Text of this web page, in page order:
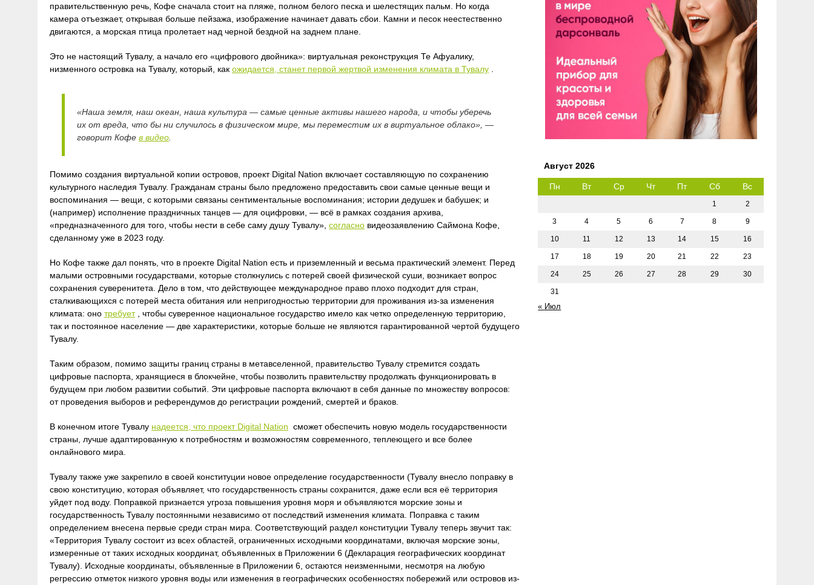
правительственную речь, Кофе сначала стоит на пляже, полном белого песка и шелестящих пальм. Но когда
камера отъезжает, открывая больше пейзажа, изображение начинает давать сбои. Камни и песок неестественно
двигаются, а морская птица пролетает над черной бездной на заднем плане.
Это не настоящий Тувалу, а начало его «цифрового двойника»: виртуальная реконструкция Те Афуалику,
низменного островка на Тувалу, который, как ожидается, станет первой жертвой изменения климата в Тувалу
«Наша земля, наш океан, наша культура — самые ценные активы нашего народа, и чтобы уберечь
их от вреда, что бы ни случилось в физическом мире, мы переместим их в виртуальное облако», —
говорит Кофе в видео
Помимо создания виртуальной копии островов, проект Digital Nation включает составляющую по сохранению
культурного наследия Тувалу. Гражданам страны было предложено предоставить свои самые ценные вещи и
воспоминания — вещи, с которыми связаны сентиментальные воспоминания; истории дедушек и бабушек; и
(например) исполнение праздничных танцев — для оцифровки, — всё в рамках создания архива,
«предназначенного для того, чтобы нести в себе саму душу Тувалу», согласно видеозаявлению Саймона Кофе,
сделанному уже в 2023 году.
Но Кофе также дал понять, что в проекте Digital Nation есть и приземленный и весьма практический элемент. Перед
малыми островными государствами, которые столкнулись с потерей своей физической суши, возникает вопрос
сохранения суверенитета. Дело в том, что действующее международное право плохо подходит для стран,
сталкивающихся с потерей места обитания или непригодностью территории для проживания из-за изменения
климата: оно требует, чтобы суверенное национальное государство имело как четко определенную территорию,
так и постоянное население — две характеристики, которые больше не являются гарантированной чертой будущего
Тувалу.
Таким образом, помимо защиты границ страны в метавселенной, правительство Тувалу стремится создать
цифровые паспорта, хранящиеся в блокчейне, чтобы позволить правительству продолжать функционировать в
будущем при любом развитии событий. Эти цифровые паспорта включают в себя данные по множеству вопросов:
от проведения выборов и референдумов до регистрации рождений, смертей и браков.
В конечном итоге Тувалу надеется, что проект Digital Nation сможет обеспечить новую модель государственности
страны, лучше адаптированную к потребностям и возможностям современного, теплеющего и все более
онлайнового мира.
Тувалу также уже закрепило в своей конституции новое определение государственности (Тувалу внесло поправку в
свою конституцию, которая объявляет, что государственность страны сохранится, даже если вся её территория
уйдет под воду. Поправкой признается угроза повышения уровня моря и объявляются морские зоны и
государственность Тувалу постоянными независимо от последствий изменения климата. Поправка с таким
определением внесена первые среди стран мира. Соответствующий раздел конституции Тувалу теперь звучит так:
«Территория Тувалу состоит из всех областей, ограниченных исходными координатами, включая морские зоны,
измеренные от таких исходных координат, объявленных в Приложении 6 (Декларация географических координат
Тувалу). Исходные координаты, объявленные в Приложении 6, остаются неизменными, несмотря на любую
регрессию отметок низкого уровня воды или изменения в географических особенностях побережий или островов из-
Август 2026
Пн Вт Ср Чт Пт Сб Вс
1 2
3 4 5 6 7 8 9
10 11 12 13 14 15 16
17 18 19 20 21 22 23
24 25 26 27 28 29 30
31
« Июл